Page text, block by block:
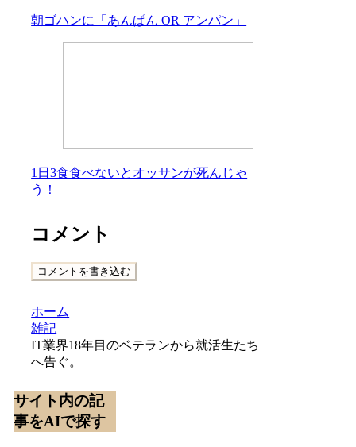
朝ゴハンに「あんぱん OR アンパン」
1日3食食べないとオッサンが死んじゃ
う！
コメント
コメントを書き込む
ホーム
雑記
IT業界18年目のベテランから就活生たち
へ告ぐ。
サイト内の記
事をAIで探す